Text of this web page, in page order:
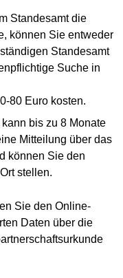
Standesamt die
können Sie entweder
Standesamt
Suche in
80 Euro kosten.
bis zu 8 Monate
Mitteilung über das
können Sie den
stellen.
Sie den Online-
Daten über die